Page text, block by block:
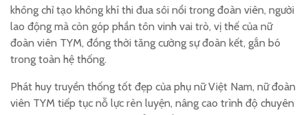
không chỉ tạo không khí thi đua sôi nổi trong đoàn viên, người
lao động mà còn góp phần tôn vinh vai trò, vị thế của nữ
đoàn viên TYM, đồng thời tăng cường sự đoàn kết, gắn bó
trong toàn hệ thống.
Phát huy truyền thống tốt đẹp của phụ nữ Việt Nam, nữ đoàn
viên TYM tiếp tục nỗ lực rèn luyện, nâng cao trình độ chuyên